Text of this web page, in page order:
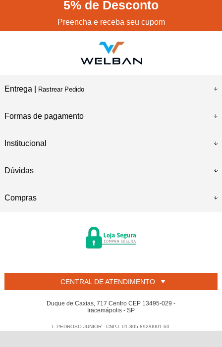
5% de Desconto
Preencha e receba seu cupom
Entrega | Rastrear Pedido
Formas de pagamento
Institucional
Dúvidas
Compras
CENTRAL DE ATENDIMENTO
Duque de Caxias, 717 Centro CEP 13495-029 -
Iracemápolis - SP
L PEDROSO JUNIOR - CNPJ: 01.805.892/0001-60